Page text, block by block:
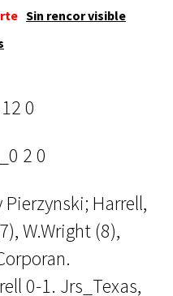
Sin rencor visible
0
2 0
Harrell,
W.Wright (8),
0-1. Jrs_Texas,